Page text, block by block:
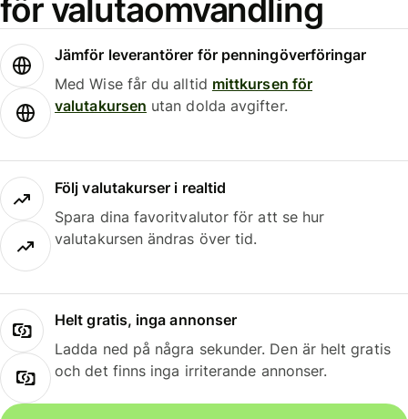
för valutaomvandling
Jämför leverantörer för penningöverföringar
Med Wise får du alltid mittkursen för
valutakursen utan dolda avgifter.
Följ valutakurser i realtid
Spara dina favoritvalutor för att se hur
valutakursen ändras över tid.
Helt gratis, inga annonser
Ladda ned på några sekunder. Den är helt gratis
och det finns inga irriterande annonser.